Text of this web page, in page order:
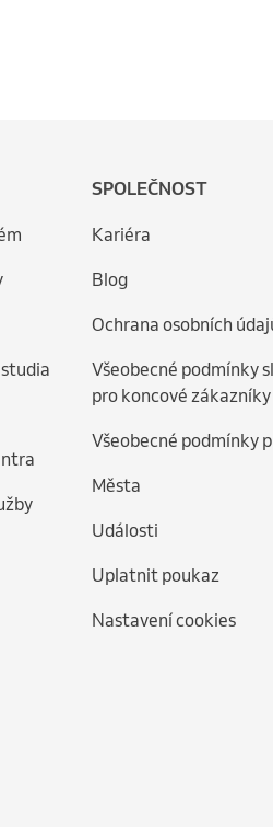
SPOLEČNOST
Kariéra
Blog
Ochrana osobních
Všeobecné podmínky
pro koncové zákazníky
Všeobecné podmínky
Města
Události
Uplatnit poukaz
Nastavení cookies